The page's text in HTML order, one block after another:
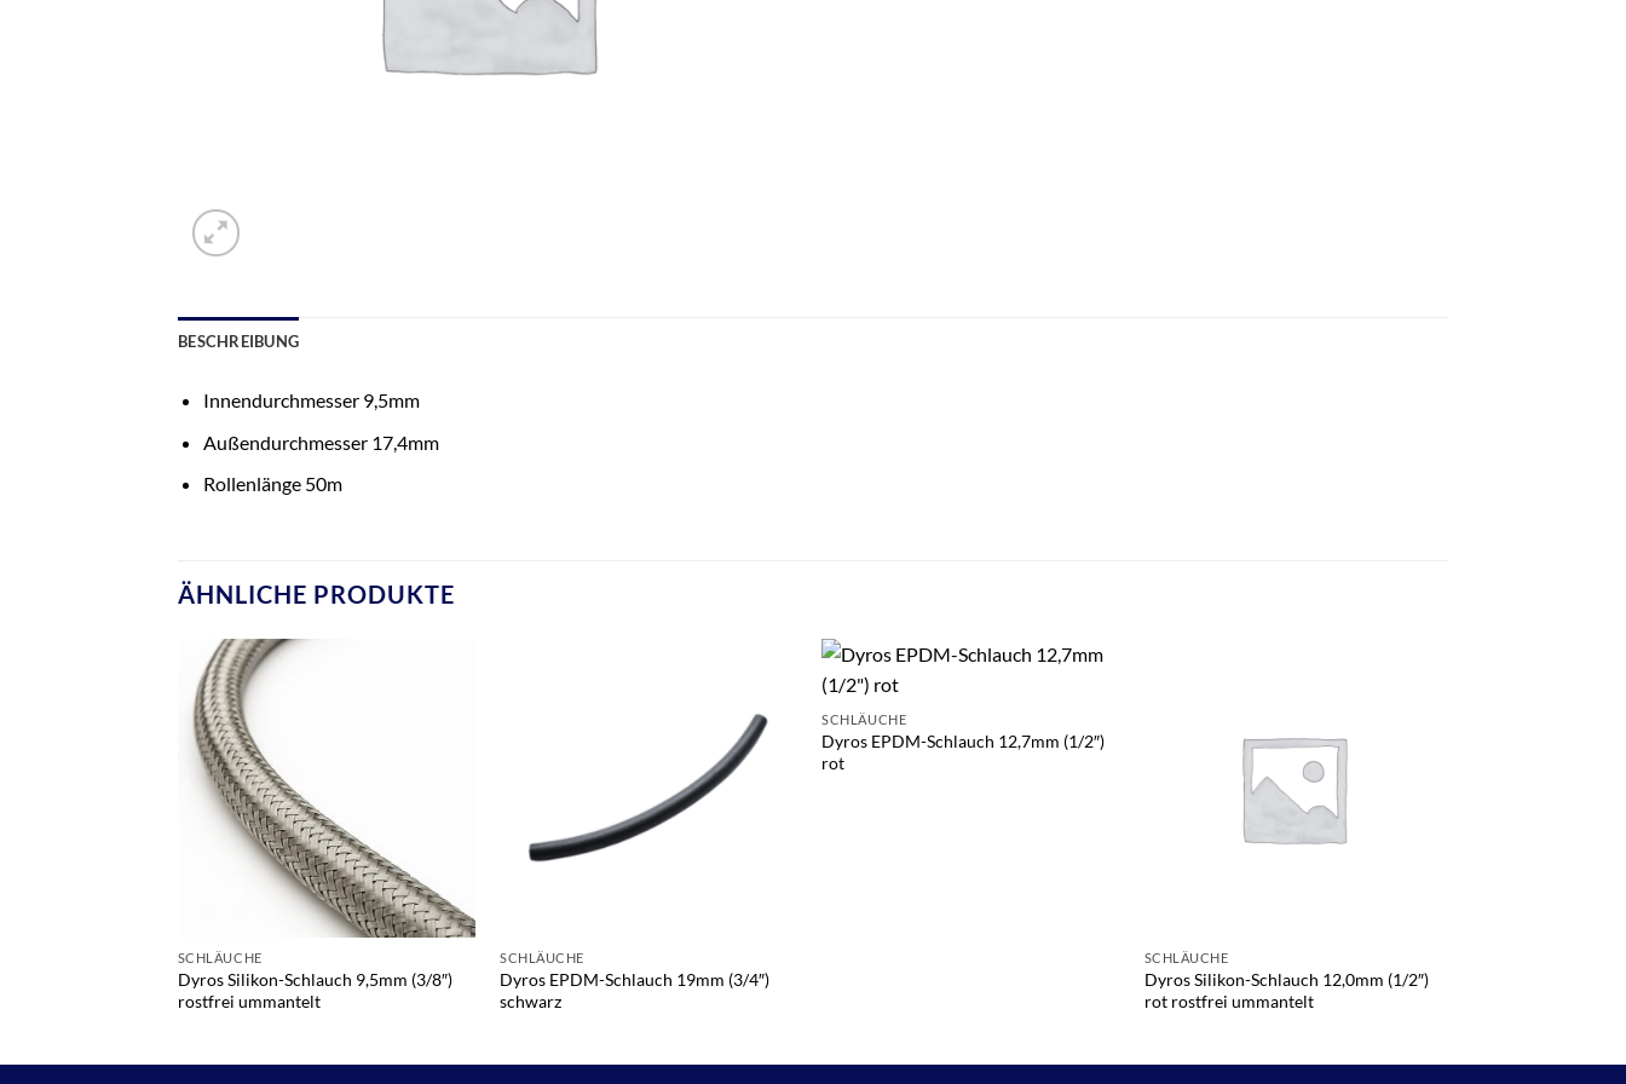
BESCHREIBUNG
Innendurchmesser 9,5mm
Außendurchmesser 17,4mm
Rollenlänge 50m
ÄHNLICHE PRODUKTE
SCHLÄUCHE
Dyros Silikon-Schlauch 9,5mm (3/8″)
rostfrei ummantelt
SCHLÄUCHE
Dyros EPDM-Schlauch 19mm (3/4″)
schwarz
SCHLÄUCHE
Dyros EPDM-Schlauch 12,7mm (1/2″)
rot
SCHLÄUCHE
Dyros Silikon-Schlauch 12,0mm (1/2″)
rot rostfrei ummantelt